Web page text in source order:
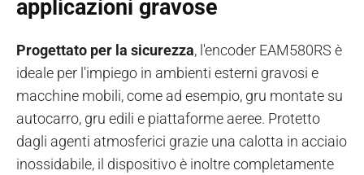
applicazioni gravose
Progettato per la sicurezza, l'encoder EAM580RS è
ideale per l'impiego in ambienti esterni gravosi e
macchine mobili, come ad esempio, gru montate su
autocarro, gru edili e piattaforme aeree. Protetto
dagli agenti atmosferici grazie una calotta in acciaio
inossidabile, il dispositivo è inoltre completamente